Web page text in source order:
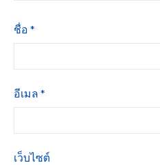
ชื่อ *
อีเมล *
เว็บไซต์